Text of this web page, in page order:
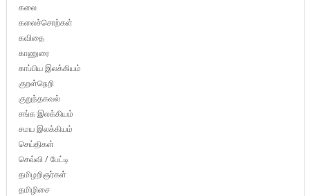
கலை
கலைச்சொற்கள்
கவிதை
காணுரை
காப்பிய இலக்கியம்
குறள்நெறி
குறுந்தகவல்
சங்க இலக்கியம்
சமய இலக்கியம்
செய்திகள்
செவ்வி / பேட்டி
தமிழறிஞர்கள்
தமிழிசை